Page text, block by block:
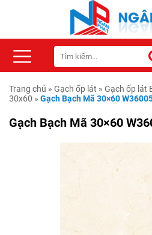
Trang chủ » Gạch ốp lát » Gạch ốp lát
30x60 » Gạch Bạch Mã 30×60
Gạch Bạch Mã 30×60